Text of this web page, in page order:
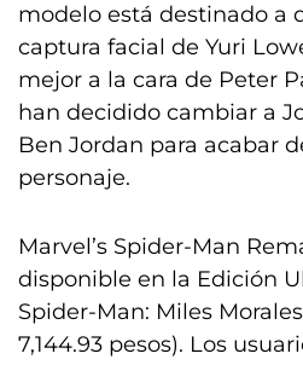
modelo está destinado a
captura facial de Yuri
mejor a la cara de Peter
han decidido cambiar a
Ben Jordan para acabar
personaje.
Marvel’s Spider-Man
disponible en la Edición
Spider-Man: Miles
7,144.93 pesos). Los